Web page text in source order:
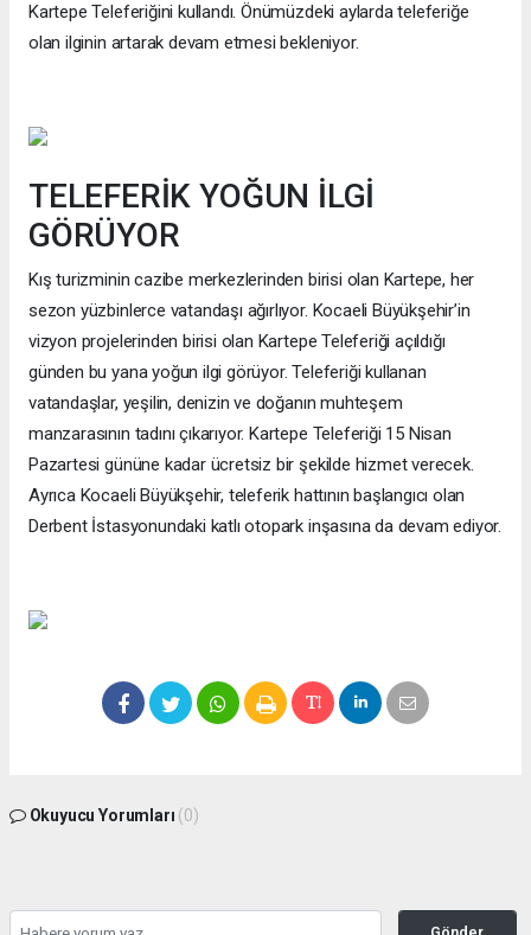
Kartepe Teleferiğini kullandı. Önümüzdeki aylarda teleferiğe
olan ilginin artarak devam etmesi bekleniyor.
TELEFERİK YOĞUN İLGİ
GÖRÜYOR
Kış turizminin cazibe merkezlerinden birisi olan Kartepe, her
sezon yüzbinlerce vatandaşı ağırlıyor. Kocaeli Büyükşehir’in
vizyon projelerinden birisi olan Kartepe Teleferiği açıldığı
günden bu yana yoğun ilgi görüyor. Teleferiği kullanan
vatandaşlar, yeşilin, denizin ve doğanın muhteşem
manzarasının tadını çıkarıyor. Kartepe Teleferiği 15 Nisan
Pazartesi gününe kadar ücretsiz bir şekilde hizmet verecek.
Ayrıca Kocaeli Büyükşehir, teleferik hattının başlangıcı olan
Derbent İstasyonundaki katlı otopark inşasına da devam ediyor.
Okuyucu Yorumları (0)